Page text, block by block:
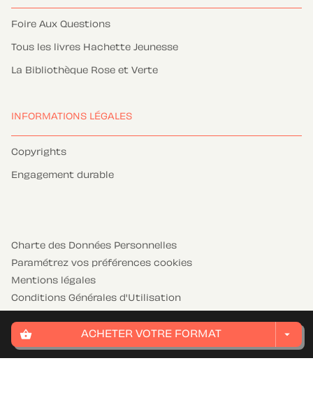
shopping_basket ACHETER VOTRE FORMAT arrow_drop_down
Foire Aux Questions
Tous les livres Hachette Jeunesse
La Bibliothèque Rose et Verte
INFORMATIONS LÉGALES
Copyrights
Engagement durable
Charte des Données Personnelles
Paramétrez vos préférences cookies
Mentions légales
Conditions Générales d'Utilisation